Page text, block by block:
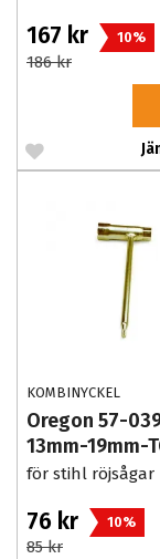
167 kr 10%
186 kr
KOMBINYCKEL
Oregon 57-
13mm-19mm-
för stihl röjsågar
76 kr 10%
85 kr